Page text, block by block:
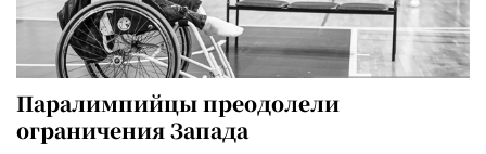
Паралимпийцы преодолели
ограничения Запада